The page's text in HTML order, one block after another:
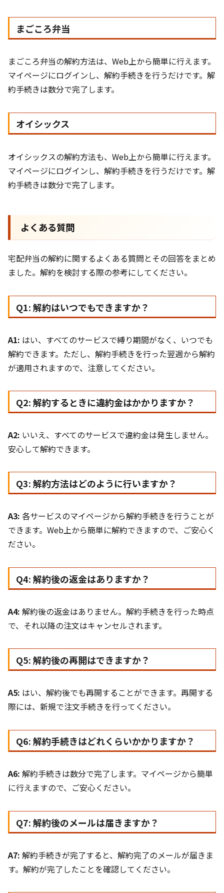
まごころ弁当
まごころ弁当の解約方法は、Web上から簡単に行えます。
マイページにログインし、解約手続きを行うだけです。解
約手続きは数分で完了します。
オイシックス
オイシックスの解約方法も、Web上から簡単に行えます。
マイページにログインし、解約手続きを行うだけです。解
約手続きは数分で完了します。
よくある質問
宅配弁当の解約に関するよくある質問とその回答をまとめ
ました。解約を検討する際の参考にしてください。
Q1: 解約はいつでもできますか？
A1: はい、すべてのサービスで縛り期間がなく、いつでも
解約できます。ただし、解約手続きを行った翌週から解約
が適用されますので、注意してください。
Q2: 解約するときに違約金はかかりますか？
A2: いいえ、すべてのサービスで違約金は発生しません。
安心して解約できます。
Q3: 解約方法はどのように行いますか？
A3: 各サービスのマイページから解約手続きを行うことが
できます。Web上から簡単に解約できますので、ご安心く
ださい。
Q4: 解約後の返金はありますか？
A4: 解約後の返金はありません。解約手続きを行った時点
で、それ以降の注文はキャンセルされます。
Q5: 解約後の再開はできますか？
A5: はい、解約後でも再開することができます。再開する
際には、新規で注文手続きを行ってください。
Q6: 解約手続きはどれくらいかかりますか？
A6: 解約手続きは数分で完了します。マイページから簡単
に行えますので、ご安心ください。
Q7: 解約後のメールは届きますか？
A7: 解約手続きが完了すると、解約完了のメールが届きま
す。解約が完了したことを確認してください。